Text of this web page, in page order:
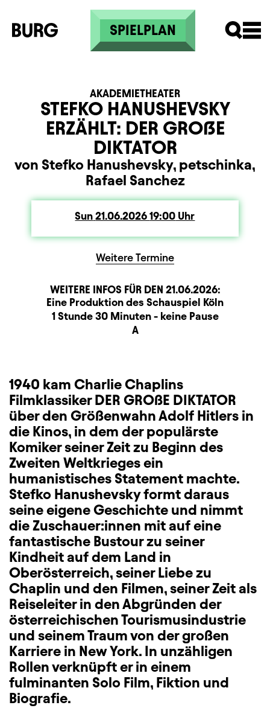
Skip to main content
SPIELPLAN
STEFKO HANUSHEVSKY
ERZÄHLT: DER GROẞE
DIKTATOR
AKADEMIETHEATER
von Stefko Hanushevsky, petschinka,
Rafael Sanchez
Sun Sunday
21.06.202619:00 Uhr
Weitere Termine
WEITERE INFOS FÜR DEN 21.06.2026:
BeschreibungInformation
Produktionspartner
Eine Produktion des Schauspiel Köln
Dauer und Pausen
1 Stunde 30 Minuten - keine Pause
A
1940 kam Charlie Chaplins
Filmklassiker DER GROßE DIKTATOR
über den Größenwahn Adolf Hitlers in
die Kinos, in dem der populärste
Komiker seiner Zeit zu Beginn des
Zweiten Weltkrieges ein
humanistisches Statement machte.
Stefko Hanushevsky formt daraus
seine eigene Geschichte und nimmt
die Zuschauer:innen mit auf eine
fantastische Bustour zu seiner
Kindheit auf dem Land in
Oberösterreich, seiner Liebe zu
Chaplin und den Filmen, seiner Zeit als
Reiseleiter in den Abgründen der
österreichischen Tourismusindustrie
und seinem Traum von der großen
Karriere in New York. In unzähligen
Rollen verknüpft er in einem
fulminanten Solo Film, Fiktion und
Biografie.